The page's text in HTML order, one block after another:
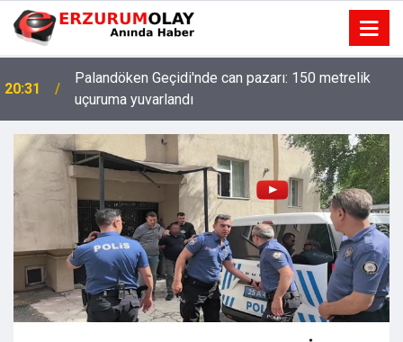
12:02
Erzurumspor FK’nın Süper Lig’de ilk 3 hafta maç
programı